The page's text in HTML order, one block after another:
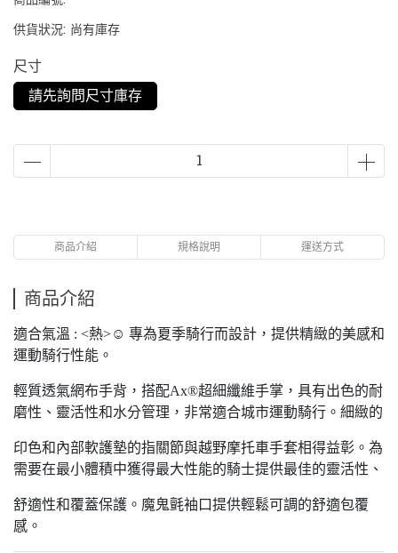
供貨狀況: 尚有庫存
尺寸
請先詢問尺寸庫存
商品介紹 規格說明 運送方式
商品介紹
適合氣溫 : <熱>☺ 專為夏季騎行而設計，提供精緻的美感和
運動騎行性能。
輕質透氣網布手背，搭配Ax®超細纖維手掌，具有出色的耐
磨性、靈活性和水分管理，非常適合城市運動騎行。細緻的
印色和內部軟護墊的指關節與越野摩托車手套相得益彰。為
需要在最小體積中獲得最大性能的騎士提供最佳的靈活性、
舒適性和覆蓋保護。魔鬼氈袖口提供輕鬆可調的舒適包覆
感。